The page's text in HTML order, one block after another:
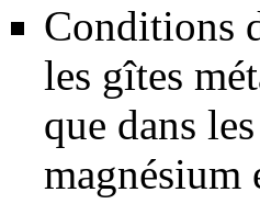
Conditions
les gîtes
que dans les
magnésium